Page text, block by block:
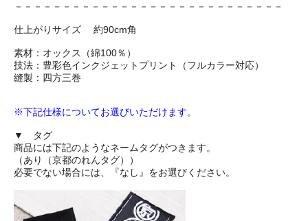
－－－－－－－－－－－－－－－－－－－－－－－－－－－－
仕上がりサイズ 約90cm角
素材：オックス（綿100％）
技法：豊彩色インクジェットプリント（フルカラー対応）
縫製：四方三巻
※下記仕様についてお選びいただけます。
▼ タグ
商品には下記のようなネームタグがつきます。
（あり（京都のれんタグ））
必要でない場合には、『なし』をお選びください。